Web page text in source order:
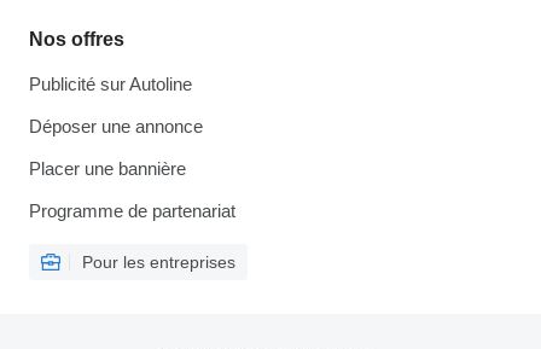
Nos offres
Publicité sur Autoline
Déposer une annonce
Placer une bannière
Programme de partenariat
Pour les entreprises